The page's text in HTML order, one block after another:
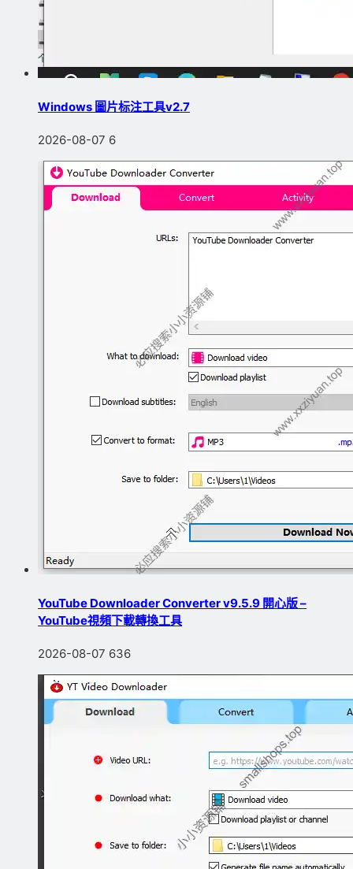
Windows 圖片标注工具v2.7
2026-08-07 6
YouTube Downloader Converter v9.5.9 開心版 –
YouTube視頻下載轉換工具
2026-08-07 636